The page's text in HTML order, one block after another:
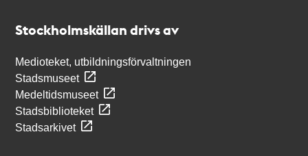
Stockholmskällan drivs av
Medioteket, utbildningsförvaltningen
Stadsmuseet
Medeltidsmuseet
Stadsbiblioteket
Stadsarkivet